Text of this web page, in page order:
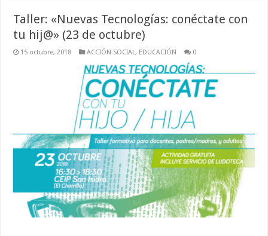
Taller: «Nuevas Tecnologías: conéctate con
tu hij@» (23 de octubre)
15 octubre, 2018 ACCIÓN SOCIAL, EDUCACIÓN 0